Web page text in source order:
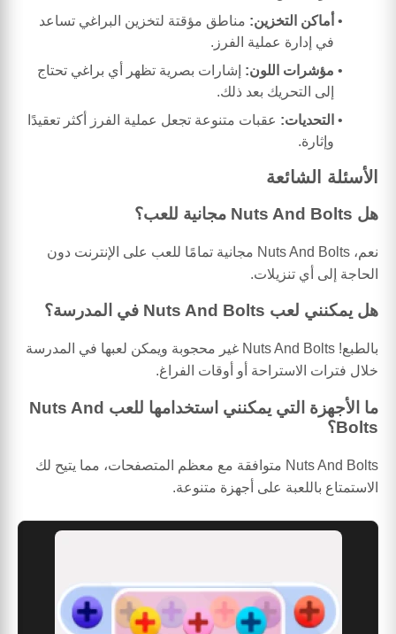
أماكن التخزين: مناطق مؤقتة لتخزين البراغي تساعد
في إدارة عملية الفرز.
مؤشرات اللون: إشارات بصرية تظهر أي براغي تحتاج
إلى التحريك بعد ذلك.
التحديات: عقبات متنوعة تجعل عملية الفرز أكثر تعقيدًا
وإثارة.
الأسئلة الشائعة
هل Nuts And Bolts مجانية للعب؟
نعم، Nuts And Bolts مجانية تمامًا للعب على الإنترنت دون
الحاجة إلى أي تنزيلات.
هل يمكنني لعب Nuts And Bolts في المدرسة؟
بالطبع! Nuts And Bolts غير محجوبة ويمكن لعبها في المدرسة
خلال فترات الاستراحة أو أوقات الفراغ.
ما الأجهزة التي يمكنني استخدامها للعب Nuts And
Bolts؟
Nuts And Bolts متوافقة مع معظم المتصفحات، مما يتيح لك
الاستمتاع باللعبة على أجهزة متنوعة.